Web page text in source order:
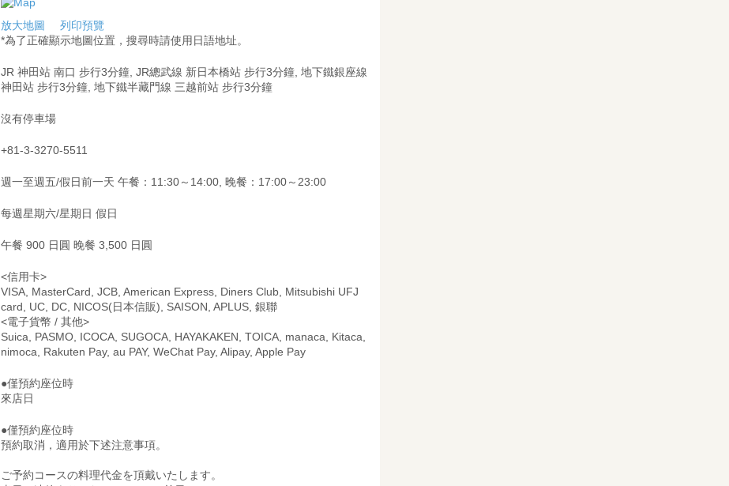
放大地圖
列印預覽
*為了正確顯示地圖位置，搜尋時請使用日語地址。
JR 神田站 南口 步行3分鐘, JR總武線 新日本橋站 步行3分鐘, 地下鐵銀座線
神田站 步行3分鐘, 地下鐵半藏門線 三越前站 步行3分鐘
沒有停車場
+81-3-3270-5511
週一至週五/假日前一天 午餐：11:30～14:00, 晚餐：17:00～23:00
每週星期六/星期日 假日
午餐 900 日圓 晚餐 3,500 日圓
<信用卡>
VISA, MasterCard, JCB, American Express, Diners Club, Mitsubishi UFJ
card, UC, DC, NICOS(日本信販), SAISON, APLUS, 銀聯
<電子貨幣 / 其他>
Suica, PASMO, ICOCA, SUGOCA, HAYAKAKEN, TOICA, manaca, Kitaca,
nimoca, Rakuten Pay, au PAY, WeChat Pay, Alipay, Apple Pay
●僅預約座位時
來店日
●僅預約座位時
預約取消，適用於下述注意事項。
ご予約コースの料理代金を頂戴いたします。